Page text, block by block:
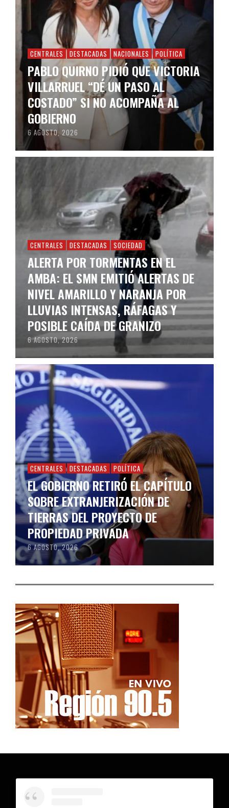
CENTRALES DESTACADAS NACIONALES POLÍTICA
PABLO QUIRNO PIDIÓ QUE VICTORIA
VILLARRUEL “DÉ UN PASO AL
COSTADO” SI NO ACOMPAÑA AL
GOBIERNO
6 AGOSTO, 2026
CENTRALES DESTACADAS SOCIEDAD
ALERTA POR TORMENTAS EN EL
AMBA: EL SMN EMITIÓ ALERTAS DE
NIVEL AMARILLO Y NARANJA POR
LLUVIAS INTENSAS, RÁFAGAS Y
POSIBLE CAÍDA DE GRANIZO
6 AGOSTO, 2026
CENTRALES DESTACADAS POLÍTICA
EL GOBIERNO RETIRÓ EL CAPÍTULO
SOBRE EXTRANJERIZACIÓN DE
TIERRAS DEL PROYECTO DE
PROPIEDAD PRIVADA
6 AGOSTO, 2026